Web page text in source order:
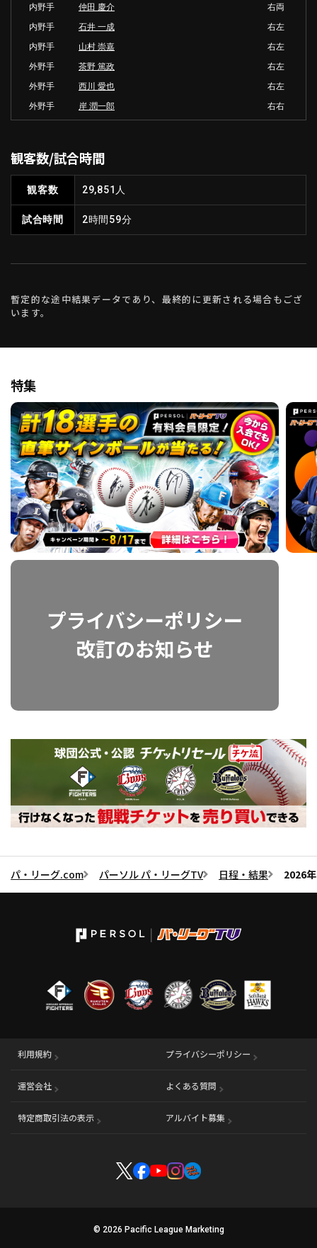
内野手
仲田 慶介
右両
内野手
石井 一成
右左
内野手
山村 崇嘉
右左
外野手
茶野 篤政
右左
外野手
西川 愛也
右左
外野手
岸 潤一郎 右右
観客数/試合時間
観客数 29,851人
試合時間 2時間59分
暫定的な途中結果データであり、最終的に更新される場合もござ
います。
特集
パ・リーグ.com パーソル パ・リーグTV 日程・結果 2026
利用規約 プライバシーポリシー
運営会社 （別ウィンドウで開く） よくある質問
特定商取引法の表示 アルバイト募集 （別ウィンドウで開く
© 2026 Pacific League Marketing